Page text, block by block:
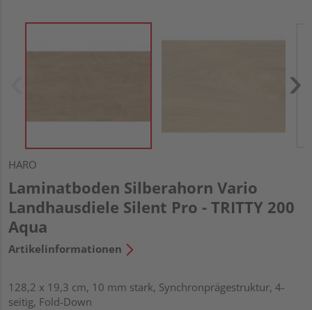
HARO
Laminatboden Silberahorn Vario
Landhausdiele Silent Pro - TRITTY 200
Aqua
Artikelinformationen
128,2 x 19,3 cm, 10 mm stark, Synchronprägestruktur, 4-
seitig, Fold-Down